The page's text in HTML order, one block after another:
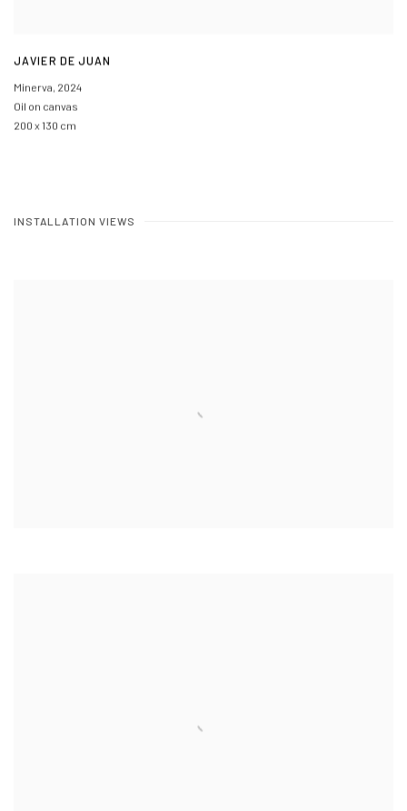
JAVIER DE JUAN
Minerva, 2024
Oil on canvas
200 x 130 cm
INSTALLATION VIEWS